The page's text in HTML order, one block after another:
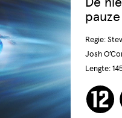
Regie:
Josh
Lengte: